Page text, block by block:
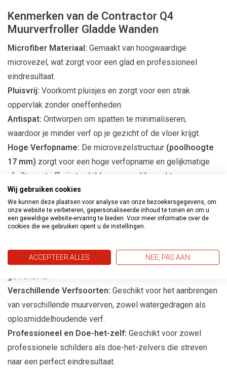
Kenmerken van de Contractor Q4
Muurverfroller Gladde Wanden
Microfiber Materiaal: Gemaakt van hoogwaardige
microvezel, wat zorgt voor een glad en professioneel
eindresultaat.
Pluisvrij: Voorkomt pluisjes en zorgt voor een strak
oppervlak zonder oneffenheden.
Antispat: Ontworpen om spatten te minimaliseren,
waardoor je minder verf op je gezicht of de vloer krijgt.
Hoge Verfopname: De microvezelstructuur (poolhoogte
17 mm) zorgt voor een hoge verfopname en gelijkmatige
afgifte, wat efficiënt schilderen mogelijk maakt.
Universeel Bruikbaar:
en met name effectief op gladde ondergronden.
Toepassingen
Gladde Wanden:Ideaal voor het schilderen van gladde
wanden en plafonds, waarbij een strakke afwerking
Verschillende Verfsoorten: Geschikt voor het aanbrengen
van verschillende muurverven, zowel watergedragen als
oplosmiddelhoudende verf.
Professioneel en Doe-het-zelf: Geschikt voor zowel
professionele schilders als doe-het-zelvers die streven
naar een perfect eindresultaat.
Wij gebruiken cookies
We kunnen deze plaatsen voor analyse van onze bezoekersgegevens, om
onze website te verbeteren, gepersonaliseerde inhoud te tonen en om u
een geweldige website-ervaring te bieden. Voor meer informatie over de
cookies die we gebruiken opent u de instellingen.
ACCEPTEER ALLES NEE, PAS AAN